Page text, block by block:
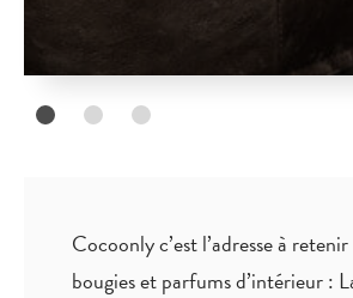
Cocoonly c’est l’adresse à
bougies et parfums d’intérieur :